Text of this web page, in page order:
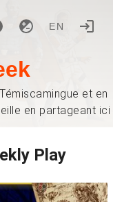
EN
et en
en partageant ici
Play